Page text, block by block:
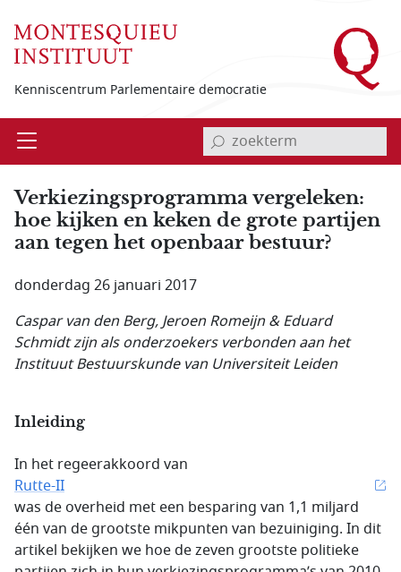
Kenniscentrum Parlementaire democratie
Open invoerveld zoekterm
Verkiezingsprogramma vergeleken:
hoe kijken en keken de grote partijen
aan tegen het openbaar bestuur?
donderdag 26 januari 2017
Caspar van den Berg, Jeroen Romeijn & Eduard
Schmidt zijn als onderzoekers verbonden aan het
Instituut Bestuurskunde van Universiteit Leiden
Inleiding
In het regeerakkoord van
Rutte-II
was de overheid met een besparing van 1,1 miljard
één van de grootste mikpunten van bezuiniging. In dit
artikel bekijken we hoe de zeven grootste politieke